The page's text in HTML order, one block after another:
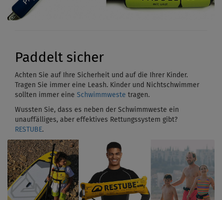
Paddelt sicher
Achten Sie auf Ihre Sicherheit und auf die Ihrer Kinder.
Tragen Sie immer eine Leash. Kinder und Nichtschwimmer
sollten immer eine Schwimmweste tragen.
Wussten Sie, dass es neben der Schwimmweste ein
unauffälliges, aber effektives Rettungssystem gibt?
RESTUBE.